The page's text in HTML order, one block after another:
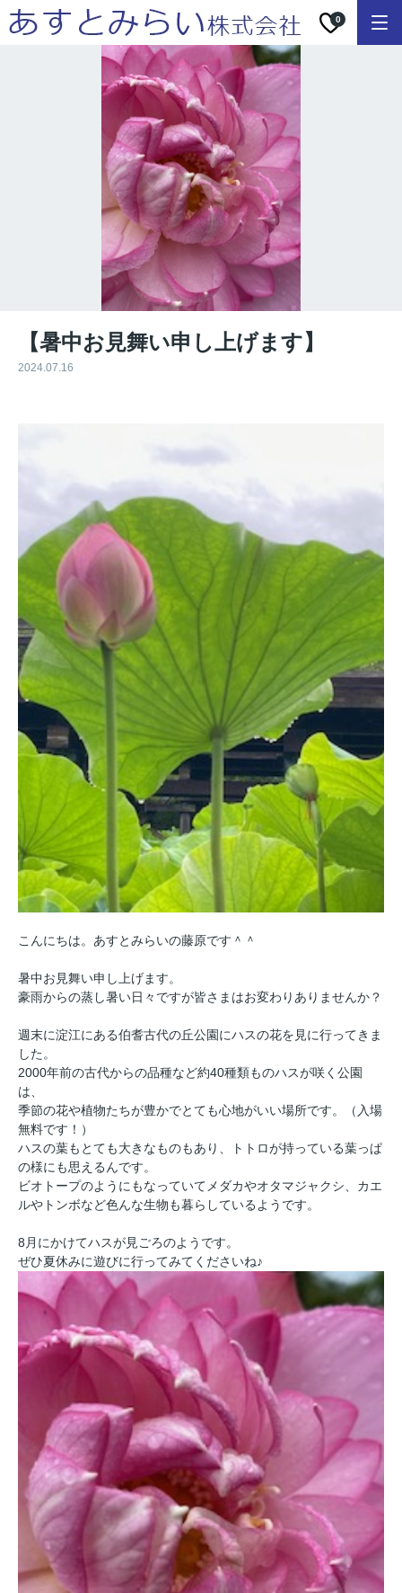
0
【暑中お見舞い申し上げます】
2024.07.16
こんにちは。あすとみらいの藤原です＾＾
暑中お見舞い申し上げます。
豪雨からの蒸し暑い日々ですが皆さまはお変わりありませんか？
週末に淀江にある伯耆古代の丘公園にハスの花を見に行ってきま
した。
2000年前の古代からの品種など約40種類ものハスが咲く公園
は、
季節の花や植物たちが豊かでとても心地がいい場所です。（入場
無料です！）
ハスの葉もとても大きなものもあり、トトロが持っている葉っぱ
の様にも思えるんです。
ビオトープのようにもなっていてメダカやオタマジャクシ、カエ
ルやトンボなど色んな生物も暮らしているようです。
8月にかけてハスが見ごろのようです。
ぜひ夏休みに遊びに行ってみてくださいね♪